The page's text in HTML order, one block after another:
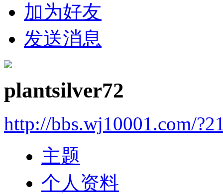
加为好友
发送消息
plantsilver72
http://bbs.wj10001.com/
主题
个人资料